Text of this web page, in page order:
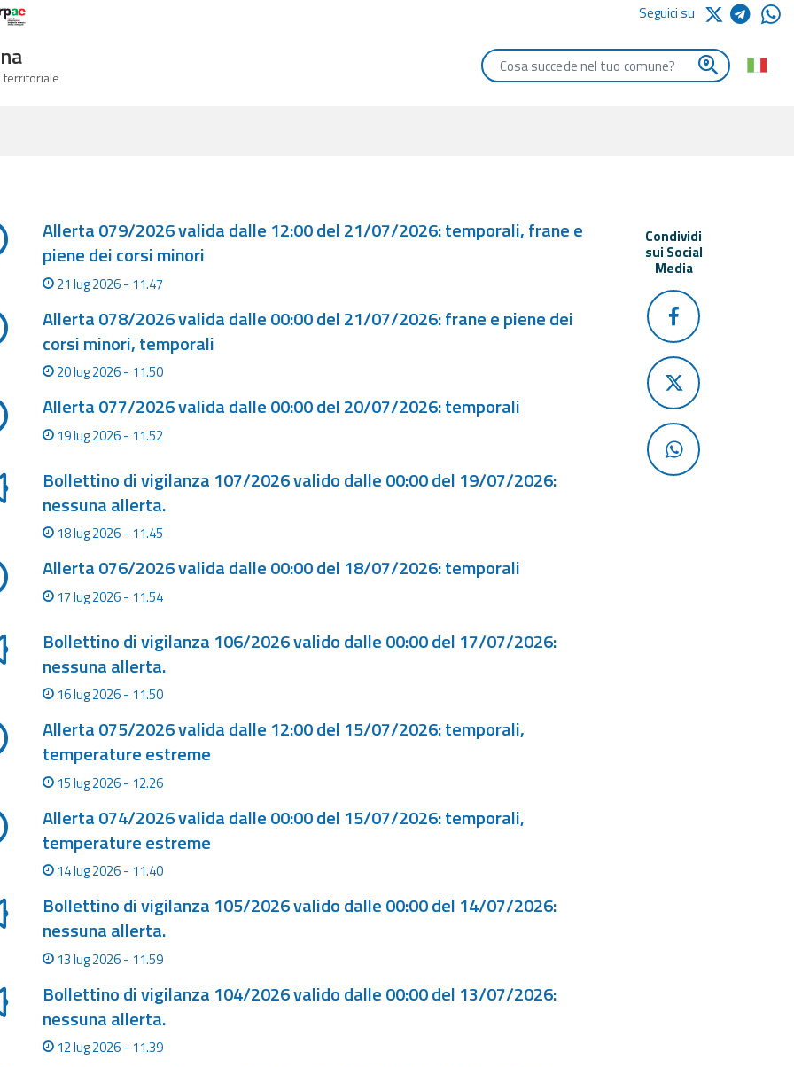
Arpae Seguici su
territoriale
Allerta 079/2026 valida dalle 12:00 del 21/07/2026: temporali, frane e
piene dei corsi minori
21 lug 2026 - 11.47
Allerta 078/2026 valida dalle 00:00 del 21/07/2026: frane e piene dei
corsi minori, temporali
20 lug 2026 - 11.50
Allerta 077/2026 valida dalle 00:00 del 20/07/2026: temporali
19 lug 2026 - 11.52
Bollettino di vigilanza 107/2026 valido dalle 00:00 del 19/07/2026:
nessuna allerta.
18 lug 2026 - 11.45
Allerta 076/2026 valida dalle 00:00 del 18/07/2026: temporali
17 lug 2026 - 11.54
Bollettino di vigilanza 106/2026 valido dalle 00:00 del 17/07/2026:
nessuna allerta.
16 lug 2026 - 11.50
Allerta 075/2026 valida dalle 12:00 del 15/07/2026: temporali,
temperature estreme
15 lug 2026 - 12.26
Allerta 074/2026 valida dalle 00:00 del 15/07/2026: temporali,
temperature estreme
14 lug 2026 - 11.40
Bollettino di vigilanza 105/2026 valido dalle 00:00 del 14/07/2026:
nessuna allerta.
13 lug 2026 - 11.59
Bollettino di vigilanza 104/2026 valido dalle 00:00 del 13/07/2026:
nessuna allerta.
12 lug 2026 - 11.39
Condividi
sui Social
Media